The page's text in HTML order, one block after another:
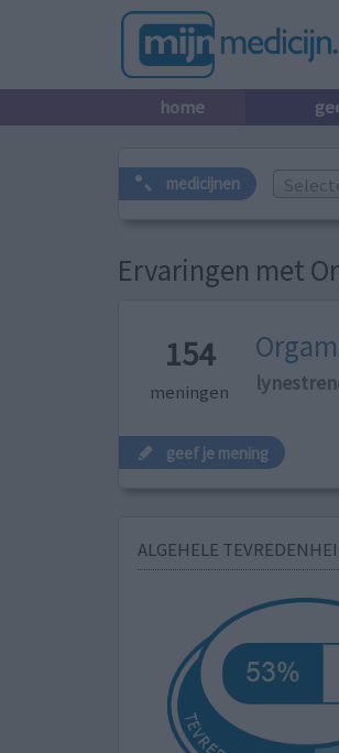
home
medicijnen
Ervaringen met
154
meningen
geef je mening
ALGEHELE